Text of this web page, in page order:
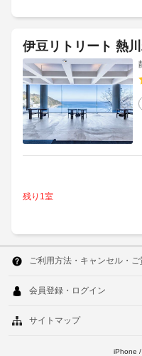
伊豆リトリート 熱
残り1室